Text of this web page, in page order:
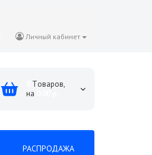
Личный кабинет
Tоваров,
на
РАСПРОДАЖА